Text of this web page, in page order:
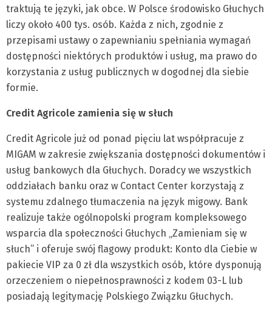
traktują te języki, jak obce. W Polsce środowisko Głuchych
liczy około 400 tys. osób. Każda z nich, zgodnie z
przepisami ustawy o zapewnianiu spełniania wymagań
dostępności niektórych produktów i usług, ma prawo do
korzystania z usług publicznych w dogodnej dla siebie
formie.
Credit Agricole zamienia się w słuch
Credit Agricole już od ponad pięciu lat współpracuje z
MIGAM w zakresie zwiększania dostępności dokumentów i
usług bankowych dla Głuchych. Doradcy we wszystkich
oddziałach banku oraz w Contact Center korzystają z
systemu zdalnego tłumaczenia na język migowy. Bank
realizuje także ogólnopolski program kompleksowego
wsparcia dla społeczności Głuchych „Zamieniam się w
słuch” i oferuje swój flagowy produkt: Konto dla Ciebie w
pakiecie VIP za 0 zł dla wszystkich osób, które dysponują
orzeczeniem o niepełnosprawności z kodem 03-L lub
posiadają legitymację Polskiego Związku Głuchych.